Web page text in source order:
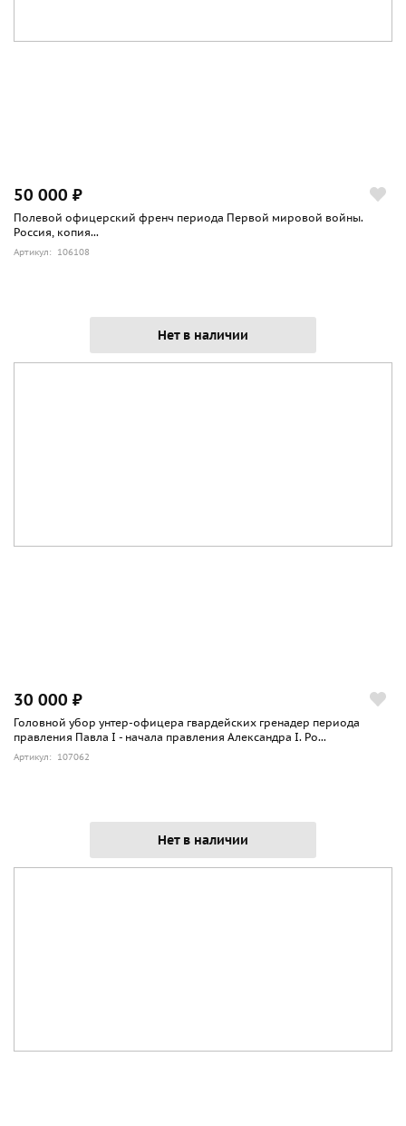
50 000 ₽
Полевой офицерский френч периода Первой мировой войны.
Россия, копия...
Артикул: 106108
Нет в наличии
30 000 ₽
Головной убор унтер-офицера гвардейских гренадер периода
правления Павла I - начала правления Александра I. Ро...
Артикул: 107062
Нет в наличии